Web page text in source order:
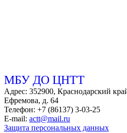
МБУ ДО ЦНТТ
Адрес: 352900, Краснодарский
Ефремова, д. 64
Телефон: +7 (86137) 3-03-25
E-mail: actt@mail.ru
Защита персональных данных